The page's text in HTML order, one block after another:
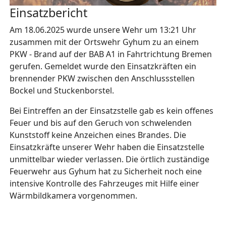
Einsatzbericht
Am 18.06.2025 wurde unsere Wehr um 13:21 Uhr
zusammen mit der Ortswehr Gyhum zu an einem
PKW - Brand auf der BAB A1 in Fahrtrichtung Bremen
gerufen. Gemeldet wurde den Einsatzkräften ein
brennender PKW zwischen den Anschlussstellen
Bockel und Stuckenborstel.
Bei Eintreffen an der Einsatzstelle gab es kein offenes
Feuer und bis auf den Geruch von schwelenden
Kunststoff keine Anzeichen eines Brandes. Die
Einsatzkräfte unserer Wehr haben die Einsatzstelle
unmittelbar wieder verlassen. Die örtlich zuständige
Feuerwehr aus Gyhum hat zu Sicherheit noch eine
intensive Kontrolle des Fahrzeuges mit Hilfe einer
Wärmbildkamera vorgenommen.